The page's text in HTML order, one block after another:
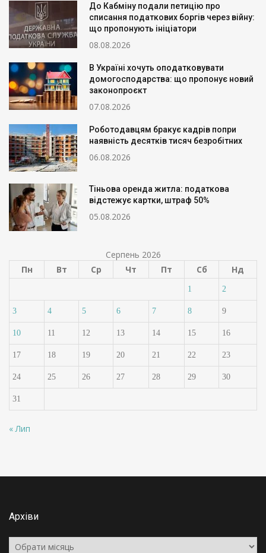
До Кабміну подали петицію про
списання податкових боргів через війну:
що пропонують ініціатори
08.08.2026
В Україні хочуть оподатковувати
домогосподарства: що пропонує новий
законопроєкт
07.08.2026
Роботодавцям бракує кадрів попри
наявність десятків тисяч безробітних
06.08.2026
Тіньова оренда житла: податкова
відстежує картки, штраф 50%
05.08.2026
Серпень 2026
Пн
Вт Ср Чт Пт Сб Нд
1 2
3 4 5 6 7 8 9
10 11 12 13 14 15 16
17 18 19 20 21 22 23
24 25 26 27 28 29 30
31
« Лип
Архіви
Архіви